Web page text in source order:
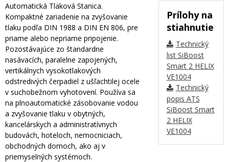
Prílohy na
stiahnutie
Technický
list SiBoost
Smart 2 HELIX
VE1004
Technický
popis ATS
SiBoost Smart
2 HELIX
VE1004
Automatická Tlaková Stanica.
Kompaktné zariadenie na zvyšovanie
tlaku podľa DIN 1988 a DIN EN 806, pre
priame alebo nepriame pripojenie.
Pozostávajúce zo štandardne
nasávacích, paralelne zapojených,
vertikálnych vysokotlakových
odstredivých čerpadiel z ušľachtilej ocele
v suchobežnom vyhotovení. Používa sa
na plnoautomatické zásobovanie vodou
a zvyšovanie tlaku v obytných,
kancelárskych a administratívnych
budovách, hoteloch, nemocniciach,
obchodných domoch, ako aj v
priemyselných systémoch.